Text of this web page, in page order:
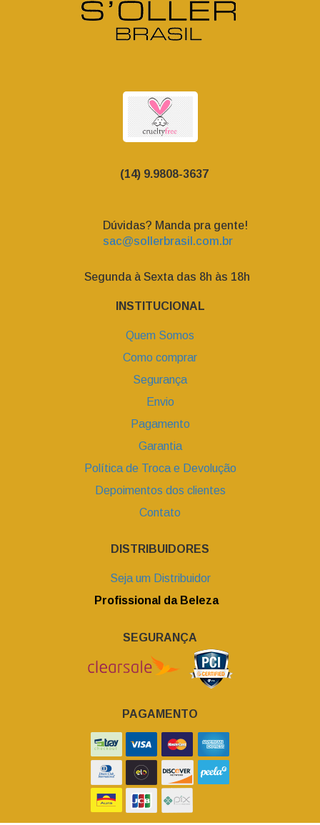
(14) 9.9808-3637
Dúvidas? Manda pra gente!
sac@sollerbrasil.com.br
Segunda à Sexta das 8h às 18h
INSTITUCIONAL
Quem Somos
Como comprar
Segurança
Envio
Pagamento
Garantia
Política de Troca e Devolução
Depoimentos dos clientes
Contato
DISTRIBUIDORES
Seja um Distribuidor
Profissional da Beleza
SEGURANÇA
PAGAMENTO